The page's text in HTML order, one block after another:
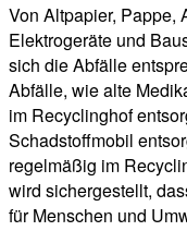
Von Altpapier, Pappe,
Elektrogeräte und
sich die Abfälle
Abfälle, wie alte
im Recyclinghof
Schadstoffmobil
regelmäßig im
wird sichergestellt,
für Menschen und